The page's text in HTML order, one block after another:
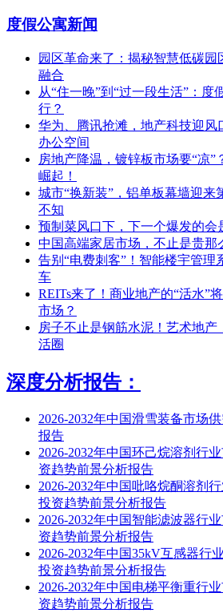
度假公寓新闻
园区革命来了：揭秘智慧低碳
融合
从“住一晚”到“过一段生活”：度
行？
华为、腾讯抢滩，地产科技迎风
办公空间
房地产降温，镀锌板市场要“凉”
崛起！
城市“换新装”，铝单板幕墙迎来
不知
预制菜风口下，下一个爆发的会
中国高端家居市场，不止是贵那
告别“电费刺客”！智能楼宇管理
车
REITs来了！商业地产的“活水”
市场？
房子不止是钢筋水泥！艺术地产
活圈
深度分析报告：
2026-2032年中国滑雪装备市场
报告
2026-2032年中国环己烷溶剂行
资趋势前景分析报告
2026-2032年中国吡咯烷酮溶剂
投资趋势前景分析报告
2026-2032年中国智能滤波器行
资趋势前景分析报告
2026-2032年中国35kV互感器行
投资趋势前景分析报告
2026-2032年中国电梯平衡重行
资趋势前景分析报告